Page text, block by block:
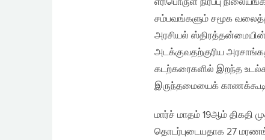
சம்பவங்களும் சமூக
அரசியல்
அடக்குவதற்குரிய
கடற்கரைகளில் இறந்த
இருந்தமையைக்
மார்ச் மாதம் 19ஆம் திகதி
தொடர்புடையதாக 27